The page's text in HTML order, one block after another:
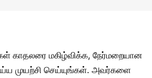
காதலரை மகிழ்விக்க, நேர்மறையான
முயற்சி செய்யுங்கள். அவர்களை